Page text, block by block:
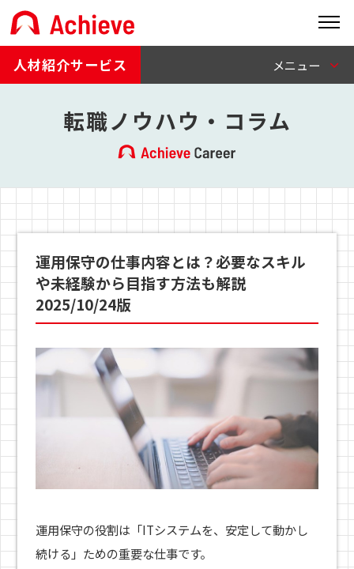
人材紹介サービス
転職ノウハウ・コラム
運用保守の仕事内容とは？必要なスキル
や未経験から目指す方法も解説
2025/10/24版
運用保守の役割は「ITシステムを、安定して動かし
続ける」ための重要な仕事です。